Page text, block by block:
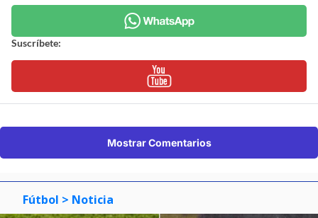
Suscríbete:
Mostrar Comentarios
Fútbol > Noticia